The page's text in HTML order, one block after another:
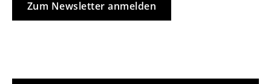
Beistell- & Rollcontainer
Zum Newsletter anmelden